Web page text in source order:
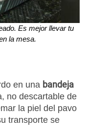
Es mejor llevar tu
la mesa.
en una bandeja
no descartable de
la piel del pavo
transporte se